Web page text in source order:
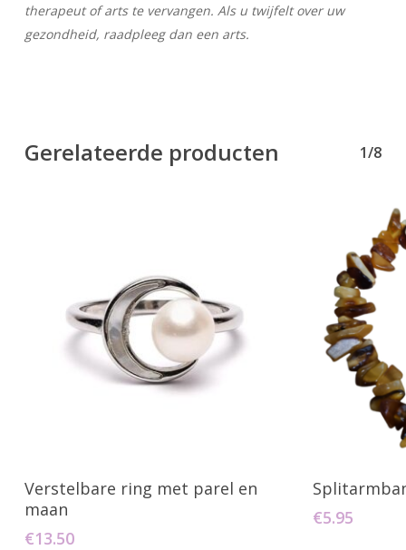
therapeut of arts te vervangen. Als u twijfelt over uw
gezondheid, raadpleeg dan een arts.
Gerelateerde producten 1/8
Toevoegen Aan Winkelwagen
Verstelbare ring met parel en
maan
€13.50
€5.95